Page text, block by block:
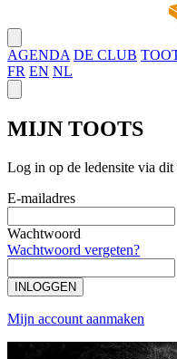
AGENDA DE CLUB
FR EN NL
MIJN TOOTS
Log in op de ledensite via
E-mailadres
Wachtwoord
Wachtwoord vergeten?
INLOGGEN
Mijn account aanmaken